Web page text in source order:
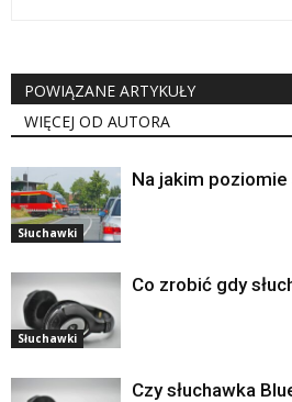
POWIĄZANE ARTYKUŁY
WIĘCEJ OD AUTORA
Słuchawki
Na jakim poziomie
Słuchawki
Co zrobić gdy
Czy słuchawka